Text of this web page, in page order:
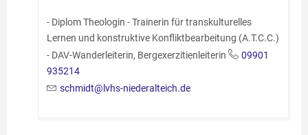
- Diplom Theologin - Trainerin für transkulturelles
Lernen und konstruktive Konfliktbearbeitung (A.T.C.C.)
- DAV-Wanderleiterin, Bergexerzitienleiterin
09901
935214
schmidt@lvhs-niederalteich.de